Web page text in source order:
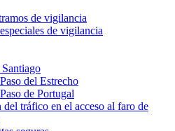
de vigilancia
de vigilancia
del Estrecho
de Portugal
del tráfico en el acceso al faro de